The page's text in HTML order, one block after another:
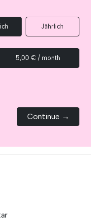
Jährlich
5,00 € / month
Continue →